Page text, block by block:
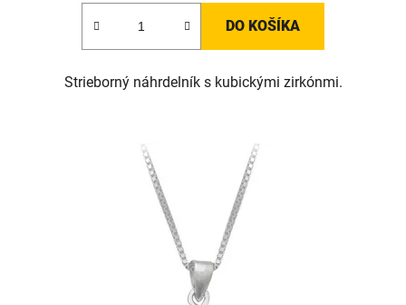
DO KOŠÍKA
Strieborný náhrdelník s kubickými zirkónmi.